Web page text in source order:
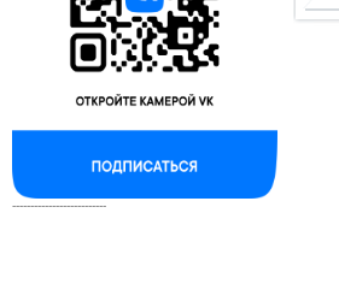
--------------------------